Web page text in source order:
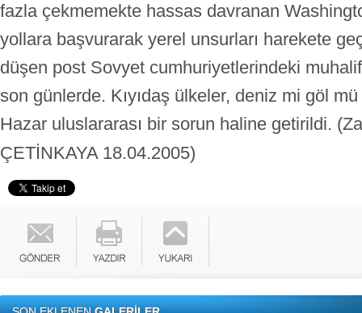
fazla çekmemekte hassas davranan
yollara başvurarak yerel unsurları harekete
düşen post Sovyet cumhuriyetlerindeki muhalif
son günlerde. Kıyıdaş ülkeler, deniz mi göl
Hazar uluslararası bir sorun haline getirildi.
ÇETİNKAYA 18.04.2005)